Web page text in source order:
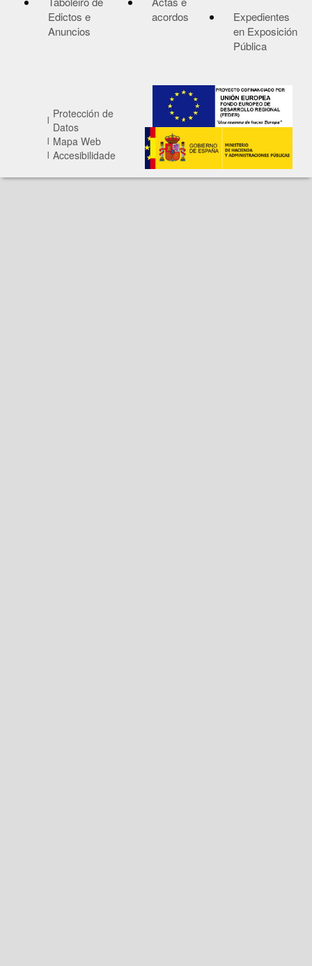
Edictos e
Anuncios
acordos
Expedientes
en Exposición
Pública
Protección de
Datos
Mapa Web
Accesibilidade